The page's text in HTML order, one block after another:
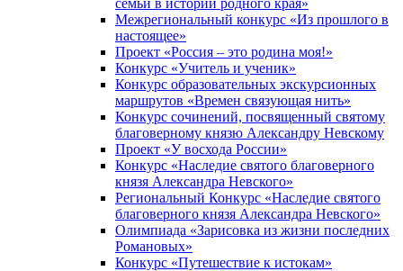
семьи в истории родного края»
Межрегиональный конкурс «Из прошлого в
настоящее»
Проект «Россия – это родина моя!»
Конкурс «Учитель и ученик»
Конкурс образовательных экскурсионных
маршрутов «Времен связующая нить»
Конкурс сочинений, посвященный святому
благоверному князю Александру Невскому
Проект «У восхода России»
Конкурс «Наследие святого благоверного
князя Александра Невского»
Региональный Конкурс «Наследие святого
благоверного князя Александра Невского»
Олимпиада «Зарисовка из жизни последних
Романовых»
Конкурс «Путешествие к истокам»